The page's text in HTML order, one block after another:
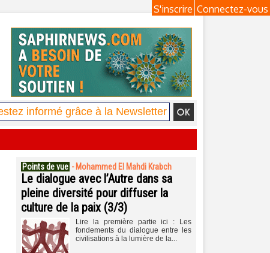
Connectez-vous
S'inscrire
Points de vue - Mohammed El Mahdi Krabch
Le dialogue avec l’Autre dans sa
pleine diversité pour diffuser la
culture de la paix (3/3)
Lire la première partie ici : Les
fondements du dialogue entre les
civilisations à la lumière de la...